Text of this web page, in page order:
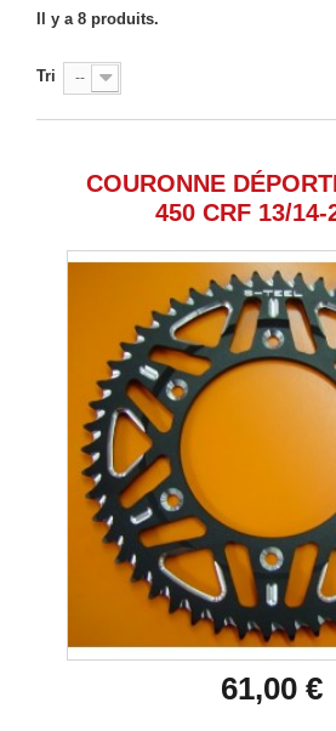
Il y a 8 produits.
Tri --
COURONNE
450 CRF 13/14-
61,00 €